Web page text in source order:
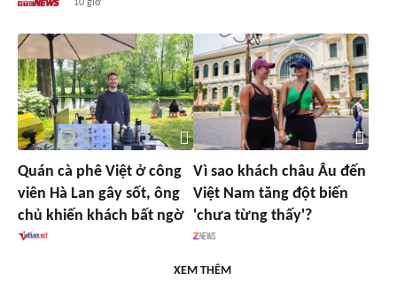
10 giờ
Quán cà phê Việt ở công
viên Hà Lan gây sốt, ông
chủ khiến khách bất ngờ
Vì sao khách châu Âu đến
Việt Nam tăng đột biến
'chưa từng thấy'?
XEM THÊM